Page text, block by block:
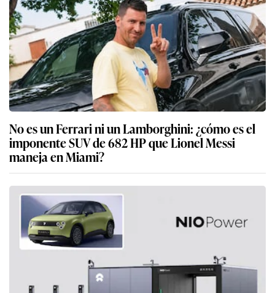
No es un Ferrari ni un Lamborghini: ¿cómo es el
imponente SUV de 682 HP que Lionel Messi
maneja en Miami?